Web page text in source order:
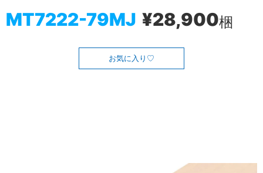
MT7222-79MJ ¥28,900梱
お気に入り